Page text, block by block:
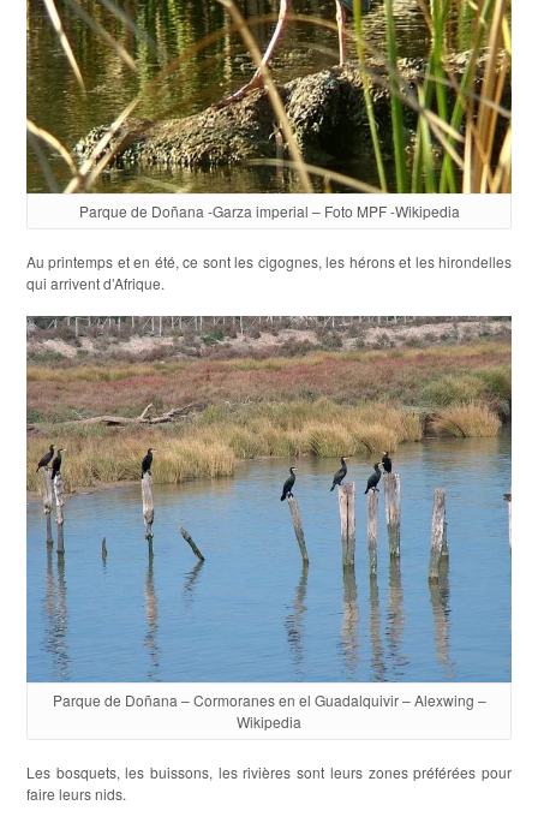
Parque de Doñana -Garza imperial – Foto MPF -Wikipedia
Au printemps et en été, ce sont les cigognes, les hérons et les hirondelles
qui arrivent d’Afrique.
Parque de Doñana – Cormoranes en el Guadalquivir – Alexwing –
Wikipedia
Les bosquets, les buissons, les rivières sont leurs zones préférées pour
faire leurs nids.